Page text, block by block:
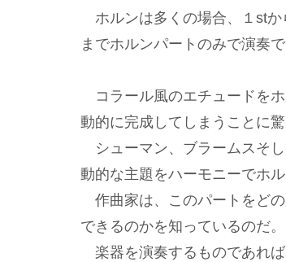
ホルンは多くの場合、１stか
までホルンパートのみで演奏
コラール風のエチュードを
動的に完成してしまうことに
シューマン、ブラームスそ
動的な主題をハーモニーでホ
作曲家は、このパートをど
できるのかを知っているのだ。
楽器を演奏するものであれば